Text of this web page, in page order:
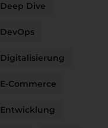
Deep Dive
DevOps
Digitalisierung
E-Commerce
Entwicklung